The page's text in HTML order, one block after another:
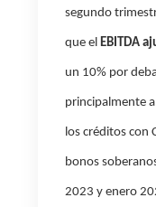
segundo
que el EBITDA
un 10% por
principalmente
los créditos con
bonos
2023 y enero